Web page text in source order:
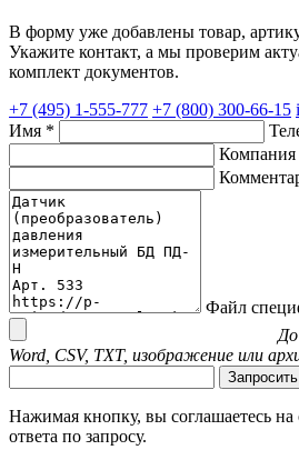
В форму уже добавлены товар,
Укажите контакт, а мы проверим
комплект документов.
+7 (495) 1-555-777 +7 (800) 300-66-15
Имя *
Компания
Файл
Word, CSV, TXT, изображение или
Нажимая кнопку, вы соглашаетесь
ответа по запросу.